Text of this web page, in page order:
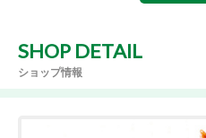
SHOP DETAIL
ショップ情報